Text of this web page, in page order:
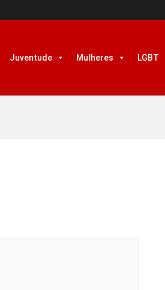
Juventude Mulheres LGBT